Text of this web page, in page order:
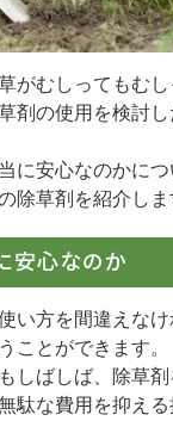
ー
045-438-8017
祭日・8/13-16,12/
9：00
千代田区 / 中央区 /
/ 江東区 / 品川区 /
/ 杉並区 / 豊島区 /
がむしってもむ
剤の使用を検討
に安心なのかに
除草剤を紹介しま
安心なのか
い方を間違えなけ
ことができます。
しばしば、除草
駄な費用を抑える